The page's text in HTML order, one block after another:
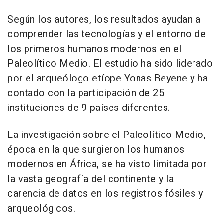
Según los autores, los resultados ayudan a
comprender las tecnologías y el entorno de
los primeros humanos modernos en el
Paleolítico Medio. El estudio ha sido liderado
por el arqueólogo etíope Yonas Beyene y ha
contado con la participación de 25
instituciones de 9 países diferentes.
La investigación sobre el Paleolítico Medio,
época en la que surgieron los humanos
modernos en África, se ha visto limitada por
la vasta geografía del continente y la
carencia de datos en los registros fósiles y
arqueológicos.